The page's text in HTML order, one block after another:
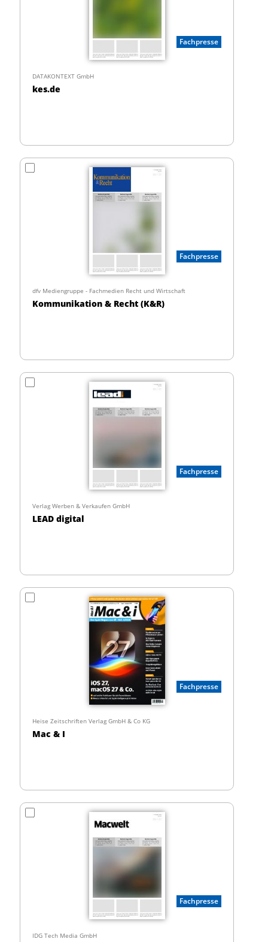
Fachpresse
DATAKONTEXT GmbH
kes.de
Fachpresse
dfv Mediengruppe - Fachmedien Recht und Wirtschaft
Kommunikation & Recht (K&R)
Fachpresse
Verlag Werben & Verkaufen GmbH
LEAD digital
Fachpresse
Heise Zeitschriften Verlag GmbH & Co KG
Mac & I
Fachpresse
IDG Tech Media GmbH